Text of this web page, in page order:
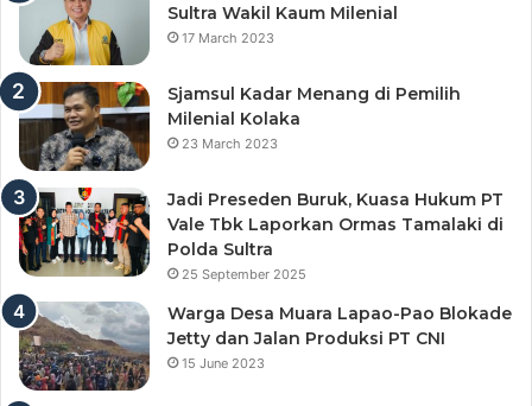
Sultra Wakil Kaum Milenial
17 March 2023
Sjamsul Kadar Menang di Pemilih
Milenial Kolaka
23 March 2023
Jadi Preseden Buruk, Kuasa Hukum PT
Vale Tbk Laporkan Ormas Tamalaki di
Polda Sultra
25 September 2025
Warga Desa Muara Lapao-Pao Blokade
Jetty dan Jalan Produksi PT CNI
15 June 2023